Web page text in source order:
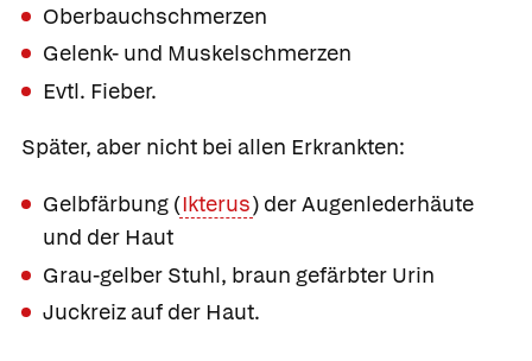
Oberbauchschmerzen
Gelenk- und Muskelschmerzen
Evtl. Fieber.
Später, aber nicht bei allen Erkrankten:
Gelbfärbung (Ikterus) der Augenlederhäute
und der Haut
Grau-gelber Stuhl, braun gefärbter Urin
Juckreiz auf der Haut.